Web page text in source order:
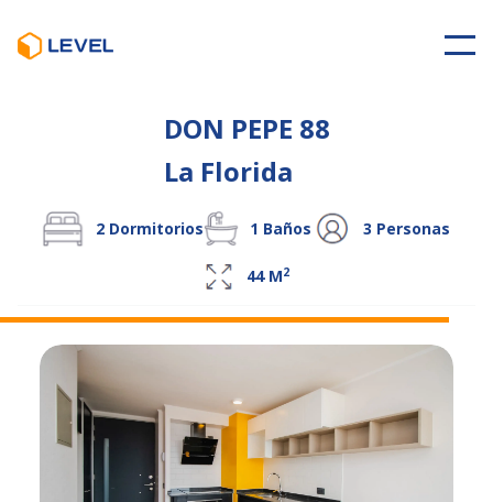
DON PEPE 88
La Florida
2 Dormitorios 1 Baños 3 Personas
44M2